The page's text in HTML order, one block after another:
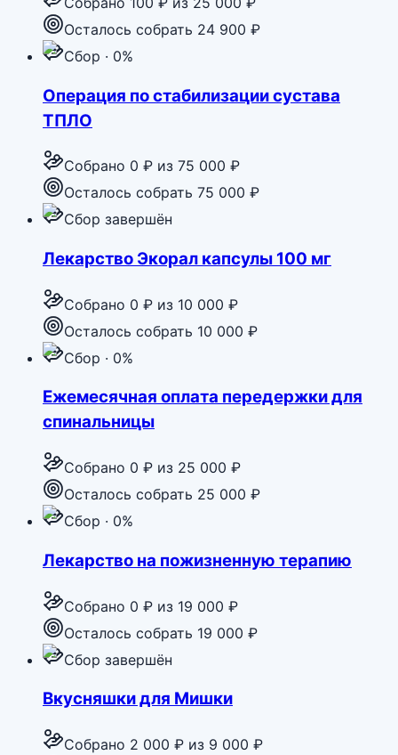
Осталось собрать 24 900 ₽
Сбор · 0%
Операция по стабилизации сустава
ТПЛО
Собрано 0 ₽ из 75 000 ₽
Осталось собрать 75 000 ₽
Сбор завершён
Лекарство Экорал капсулы 100 мг
Собрано 0 ₽ из 10 000 ₽
Осталось собрать 10 000 ₽
Сбор · 0%
Ежемесячная оплата передержки для
спинальницы
Собрано 0 ₽ из 25 000 ₽
Осталось собрать 25 000 ₽
Сбор · 0%
Лекарство на пожизненную терапию
Собрано 0 ₽ из 19 000 ₽
Осталось собрать 19 000 ₽
Сбор завершён
Вкусняшки для Мишки
Собрано 2 000 ₽ из 9 000 ₽